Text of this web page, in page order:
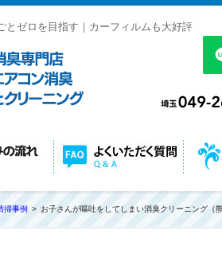
とゼロを目指す｜カーフィルムも大好評
掃事例 お子さんが嘔吐をしてしまい消臭クリーニン